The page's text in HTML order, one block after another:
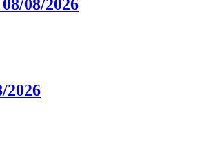
08/2026
2026